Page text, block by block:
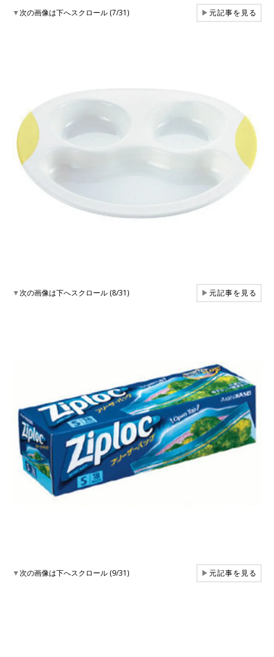
▼次の画像は下へスクロール (7/31) ▶元記事を見る
▼次の画像は下へスクロール (8/31) ▶元記事を見る
▼次の画像は下へスクロール (9/31) ▶元記事を見る